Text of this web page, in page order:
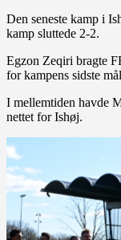
Den seneste kamp i
kamp sluttede 2-2.
Egzon Zeqiri bragte
for kampens sidste
I mellemtiden havde
nettet for Ishøj.